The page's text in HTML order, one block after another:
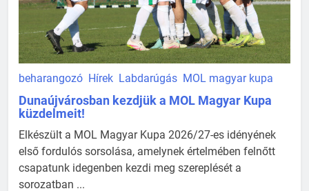
beharangozó Hírek Labdarúgás MOL magyar kupa
Dunaújvárosban kezdjük a MOL Magyar Kupa
küzdelmeit!
Elkészült a MOL Magyar Kupa 2026/27-es idényének
első fordulós sorsolása, amelynek értelmében felnőtt
csapatunk idegenben kezdi meg szereplését a
sorozatban ...